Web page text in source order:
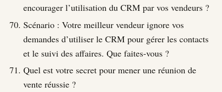
encourager l’utilisation du CRM par vos vendeurs ?
Scénario : Votre meilleur vendeur ignore vos
demandes d’utiliser le CRM pour gérer les contacts
et le suivi des affaires. Que faites-vous ?
Quel est votre secret pour mener une réunion de
vente réussie ?